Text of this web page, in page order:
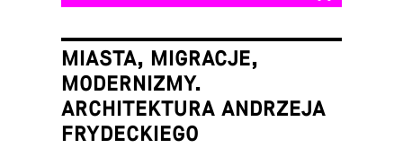
MIASTA, MIGRACJE,
MODERNIZMY.
ARCHITEKTURA ANDRZEJA
FRYDECKIEGO